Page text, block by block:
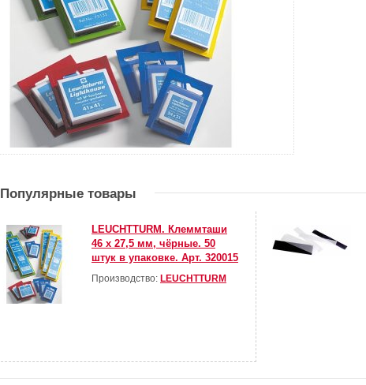
Популярные товары
LEUCHTTURM. Клеммташи
46 х 27,5 мм, чёрные. 50
штук в упаковке. Арт. 320015
Производство: LEUCHTTURM